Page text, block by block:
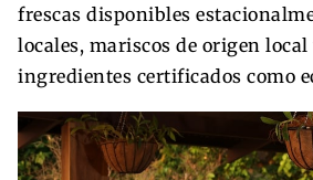
frescas disponibles
locales, mariscos de origen local
ingredientes certificados como